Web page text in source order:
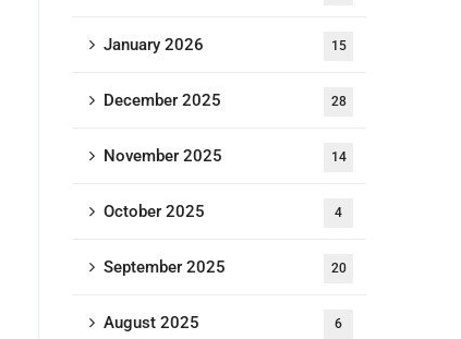
January 2026 15
December 2025 28
November 2025 14
October 2025 4
September 2025 20
August 2025 6